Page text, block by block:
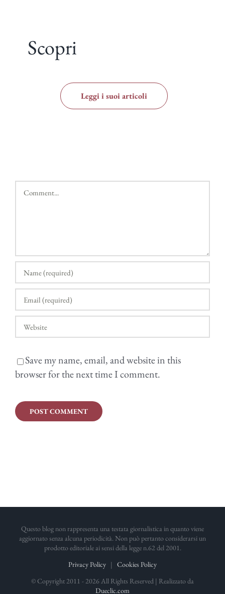
Scopri
Leggi i suoi articoli
Comment
Save my name, email, and website in this
browser for the next time I comment.
Questo blog non rappresenta una testata giornalistica in quanto viene
aggiornato senza alcuna periodicità. Non può pertanto considerarsi un
prodotto editoriale ai sensi della legge n.62 del 2001.
Privacy Policy | Cookies Policy
© Copyright 2011 - 2026 All Rights Reserved | Realizzato da
Dueclic.com